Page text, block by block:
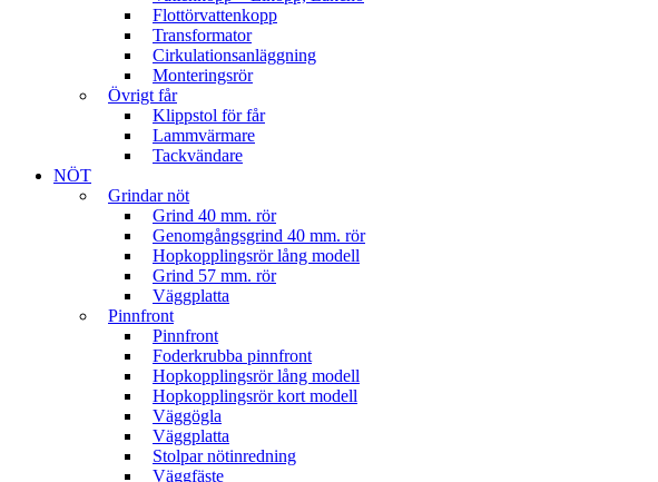
Flottörvattenkopp
Transformator
Cirkulationsanläggning
Monteringsrör
Övrigt får
Klippstol för får
Lammvärmare
Tackvändare
NÖT
Grindar nöt
Grind 40 mm. rör
Genomgångsgrind 40 mm. rör
Hopkopplingsrör lång modell
Grind 57 mm. rör
Väggplatta
Pinnfront
Pinnfront
Foderkrubba pinnfront
Hopkopplingsrör lång modell
Hopkopplingsrör kort modell
Väggögla
Väggplatta
Stolpar nötinredning
Väggfäste